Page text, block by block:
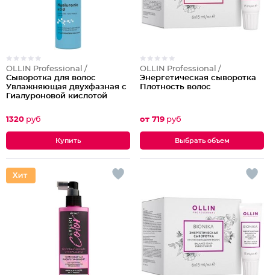
OLLIN Professional /
Cыворотка для волос
Увлажняющая двухфазная с
Гиалуроновой кислотой
1320 руб
OLLIN Professional /
Энергетическая сыворотка
Плотность волос
от 719 руб
Выбрать объем